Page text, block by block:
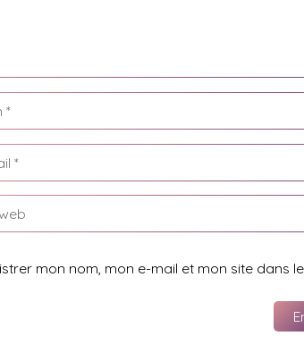
mon nom, mon e-mail et mon site dans